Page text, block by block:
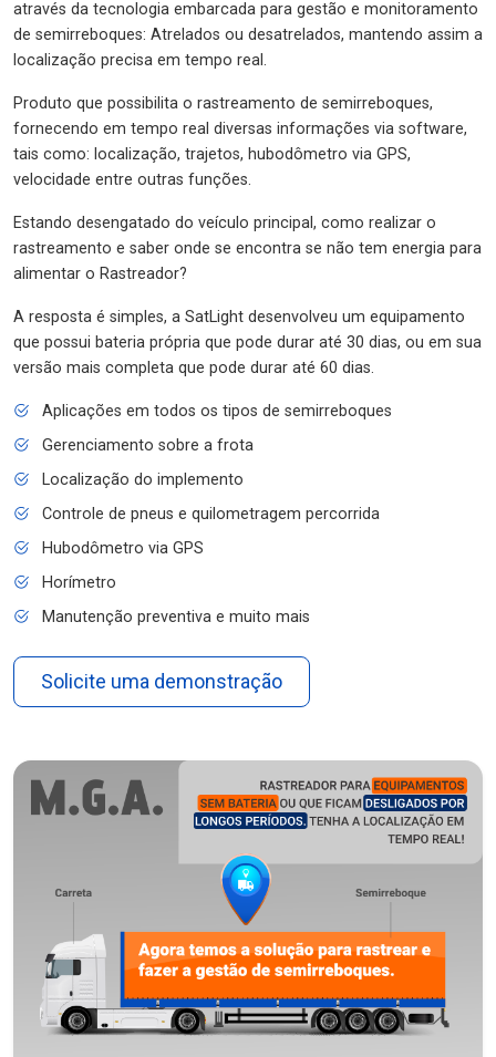
através da tecnologia embarcada para gestão e monitoramento
de semirreboques: Atrelados ou desatrelados, mantendo assim a
localização precisa em tempo real.
Produto que possibilita o rastreamento de semirreboques,
fornecendo em tempo real diversas informações via software,
tais como: localização, trajetos, hubodômetro via GPS,
velocidade entre outras funções.
Estando desengatado do veículo principal, como realizar o
rastreamento e saber onde se encontra se não tem energia para
alimentar o Rastreador?
A resposta é simples, a SatLight desenvolveu um equipamento
que possui bateria própria que pode durar até 30 dias, ou em sua
versão mais completa que pode durar até 60 dias.
Aplicações em todos os tipos de semirreboques
Gerenciamento sobre a frota
Localização do implemento
Controle de pneus e quilometragem percorrida
Hubodômetro via GPS
Horímetro
Manutenção preventiva e muito mais
Solicite uma demonstração